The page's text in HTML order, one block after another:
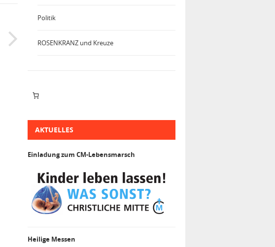
Politik
ROSENKRANZ und Kreuze
AKTUELLES
Einladung zum CM-Lebensmarsch
Heilige Messen